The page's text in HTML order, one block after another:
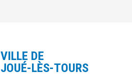
VILLE DE
JOUÉ-LÈS-TOURS